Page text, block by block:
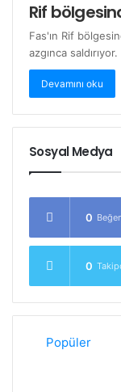
Rif
Fas'ın Rif
azgınca saldırıyor.
Devamını oku
Sosyal Medya
0
0
Popüler